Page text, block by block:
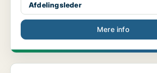
Afdelingsleder
Mere info
Studentermedhjælper med flair for data og